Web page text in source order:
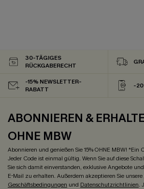
30-TÄGIGES
RÜCKGABERECHT
-15% NEWSLETTER-
RABATT
-
ABONNIEREN &
OHNE MBW
Abonnieren und genießen Sie 15% OHNE MBW! *Ein
Jeder Code ist einmal gültig. Wenn Sie auf diese
Sie sich damit einverstanden, exklusive Angebote
E-Mail zu erhalten. Außerdem akzeptieren Sie unsere
Geschäftsbedingungen und Datenschutzrichtlinien.